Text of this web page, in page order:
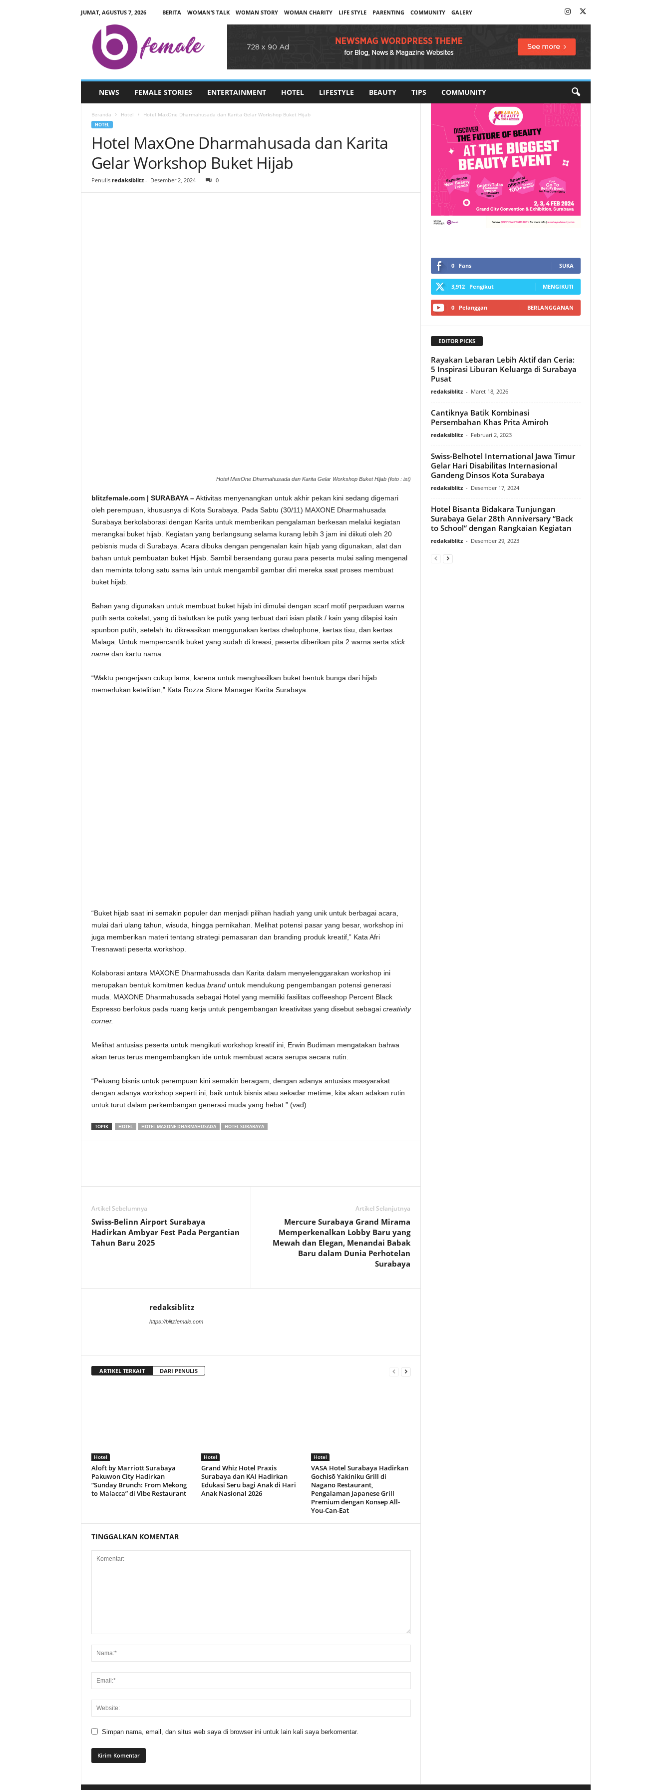
JUMAT, AGUSTUS 7, 2026 BERITA WOMAN’S TALK WOMAN STORY WOMAN CHARITY LIFE STYLE PARENTING COMMUNITY
GALERY
NEWS FEMALE STORIES ENTERTAINMENT HOTEL LIFESTYLE BEAUTY TIPS COMMUNITY
Beranda Hotel Hotel MaxOne Dharmahusada dan Karita Gelar Workshop Buket Hijab
HOTEL
Hotel MaxOne Dharmahusada dan Karita
Gelar Workshop Buket Hijab
Penulis redaksiblitz- Desember 2, 2024 0
Hotel MaxOne Dharmahusada dan Karita Gelar Workshop Buket Hijab (foto : ist)
blitzfemale.com | SURABAYA –Aktivitas menyenangkan untuk akhir pekan kini sedang digemari
oleh perempuan, khususnya di Kota Surabaya. Pada Sabtu (30/11) MAXONE Dharmahusada
Surabaya berkolaborasi dengan Karita untuk memberikan pengalaman berkesan melalui kegiatan
merangkai buket hijab. Kegiatan yang berlangsung selama kurang lebih 3 jam ini diikuti oleh 20
pebisnis muda di Surabaya. Acara dibuka dengan pengenalan kain hijab yang digunakan, alat dan
bahan untuk pembuatan buket Hijab. Sambil bersendang gurau para peserta mulai saling mengenal
dan meminta tolong satu sama lain untuk mengambil gambar diri mereka saat proses membuat
buket hijab.
Bahan yang digunakan untuk membuat buket hijab ini dimulai dengan scarf motif perpaduan warna
putih serta cokelat, yang di balutkan ke putik yang terbuat dari isian platik / kain yang dilapisi kain
spunbon putih, setelah itu dikreasikan menggunakan kertas chelophone, kertas tisu, dan kertas
Malaga. Untuk mempercantik buket yang sudah di kreasi, peserta diberikan pita 2 warna serta stick
namedan kartu nama.
“Waktu pengerjaan cukup lama, karena untuk menghasilkan buket bentuk bunga dari hijab
memerlukan ketelitian,” Kata Rozza Store Manager Karita Surabaya.
“Buket hijab saat ini semakin populer dan menjadi pilihan hadiah yang unik untuk berbagai acara,
mulai dari ulang tahun, wisuda, hingga pernikahan. Melihat potensi pasar yang besar, workshop ini
juga memberikan materi tentang strategi pemasaran dan branding produk kreatif,” Kata Afri
Tresnawati peserta workshop.
Kolaborasi antara MAXONE Dharmahusada dan Karita dalam menyelenggarakan workshop ini
merupakan bentuk komitmen kedua branduntuk mendukung pengembangan potensi generasi
muda. MAXONE Dharmahusada sebagai Hotel yang memiliki fasilitas coffeeshop Percent Black
Espresso berfokus pada ruang kerja untuk pengembangan kreativitas yang disebut sebagai creativity
corner.
Melihat antusias peserta untuk mengikuti workshop kreatif ini, Erwin Budiman mengatakan bahwa
akan terus terus mengembangkan ide untuk membuat acara serupa secara rutin.
“Peluang bisnis untuk perempuan kini semakin beragam, dengan adanya antusias masyarakat
dengan adanya workshop seperti ini, baik untuk bisnis atau sekadar metime, kita akan adakan rutin
untuk turut dalam perkembangan generasi muda yang hebat.” (vad)
TOPIK HOTEL HOTEL MAXONE DHARMAHUSADA HOTEL SURABAYA
Artikel Sebelumnya
Swiss-Belinn Airport Surabaya
Hadirkan Ambyar Fest Pada Pergantian
Tahun Baru 2025
Artikel Selanjutnya
Mercure Surabaya Grand Mirama
Memperkenalkan Lobby Baru yang
Mewah dan Elegan, Menandai Babak
Baru dalam Dunia Perhotelan
Surabaya
redaksiblitz
https://blitzfemale.com
ARTIKEL TERKAIT DARI PENULIS
Hotel
Aloft by Marriott Surabaya
Pakuwon City Hadirkan
“Sunday Brunch: From Mekong
to Malacca” di Vibe Restaurant
Hotel
Grand Whiz Hotel Praxis
Surabaya dan KAI Hadirkan
Edukasi Seru bagi Anak di Hari
Anak Nasional 2026
Hotel
VASA Hotel Surabaya Hadirkan
Gochisō Yakiniku Grill di
Nagano Restaurant,
Pengalaman Japanese Grill
Premium dengan Konsep All-
You-Can-Eat
TINGGALKAN KOMENTAR
Simpan nama, email, dan situs web saya di browser ini untuk lain kali saya berkomentar.
0 Fans SUKA
3,912 Pengikut MENGIKUTI
0 Pelanggan BERLANGGANAN
EDITOR PICKS
Rayakan Lebaran Lebih Aktif dan Ceria:
5 Inspirasi Liburan Keluarga di Surabaya
Pusat
redaksiblitz - Maret 18, 2026
Cantiknya Batik Kombinasi
Persembahan Khas Prita Amiroh
redaksiblitz - Februari 2, 2023
Swiss-Belhotel International Jawa Timur
Gelar Hari Disabilitas Internasional
Gandeng Dinsos Kota Surabaya
redaksiblitz - Desember 17, 2024
Hotel Bisanta Bidakara Tunjungan
Surabaya Gelar 28th Anniversary “Back
to School“ dengan Rangkaian Kegiatan
redaksiblitz - Desember 29, 2023